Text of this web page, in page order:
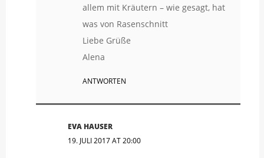
allem mit Kräutern – wie gesagt, hat
was von Rasenschnitt
Liebe Grüße
Alena
ANTWORTEN
EVA HAUSER
19. JULI 2017 AT 20:00